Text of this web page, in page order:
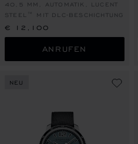
40,5 MM, AUTOMATIK, LUCENT
STEEL™ MIT DLC-BESCHICHTUNG
€ 12,100
ANRUFEN
NEU